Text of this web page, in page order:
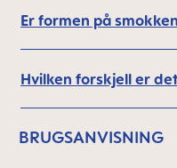
Er formen på
Hvilken forskjell er
BRUGSANVISNING